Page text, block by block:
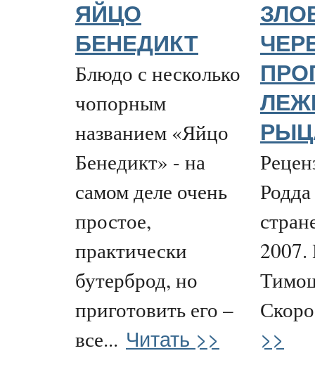
ЯЙЦО
БЕНЕДИКТ
Блюдо с несколько
чопорным
названием «Яйцо
Бенедикт» - на
самом деле очень
простое,
практически
бутерброд, но
приготовить его –
все... Читать >>
2007.
>>